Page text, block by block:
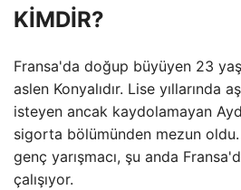
KİMDİR?
Fransa'da doğup büyüyen 23
aslen Konyalıdır. Lise yıllarında
isteyen ancak kaydolamayan
sigorta bölümünden mezun
genç yarışmacı, şu anda
çalışıyor.